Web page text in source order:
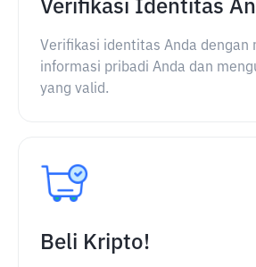
Verifikasi Identitas
Verifikasi identitas Anda dengan
informasi pribadi Anda dan
yang valid.
Beli Kripto!